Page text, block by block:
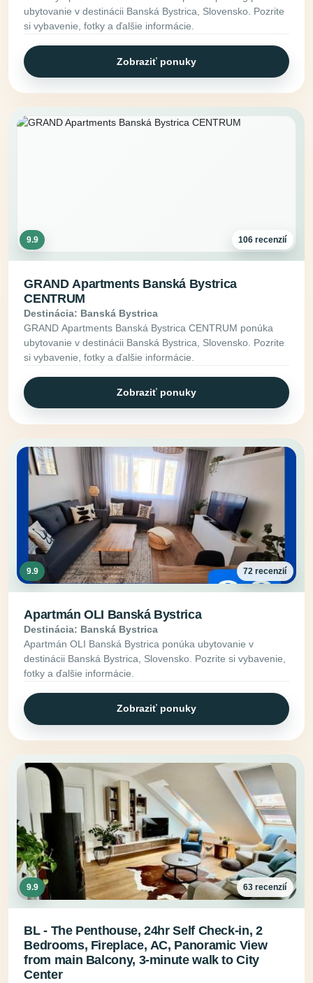
ubytovanie v destinácii Banská Bystrica, Slovensko. Pozrite
si vybavenie, fotky a ďalšie informácie.
Zobraziť ponuky
9.9 106 recenzií
GRAND Apartments Banská Bystrica
CENTRUM
Destinácia: Banská Bystrica
GRAND Apartments Banská Bystrica CENTRUM ponúka
ubytovanie v destinácii Banská Bystrica, Slovensko. Pozrite
si vybavenie, fotky a ďalšie informácie.
Zobraziť ponuky
9.9 72 recenzií
Apartmán OLI Banská Bystrica
Destinácia: Banská Bystrica
Apartmán OLI Banská Bystrica ponúka ubytovanie v
destinácii Banská Bystrica, Slovensko. Pozrite si vybavenie,
fotky a ďalšie informácie.
Zobraziť ponuky
9.9 63 recenzií
BL - The Penthouse, 24hr Self Check-in, 2
Bedrooms, Fireplace, AC, Panoramic View
from main Balcony, 3-minute walk to City
Center